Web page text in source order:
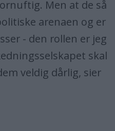
Men at de så
arenaen og er
- den rollen er jeg
skal
veldig dårlig, sier